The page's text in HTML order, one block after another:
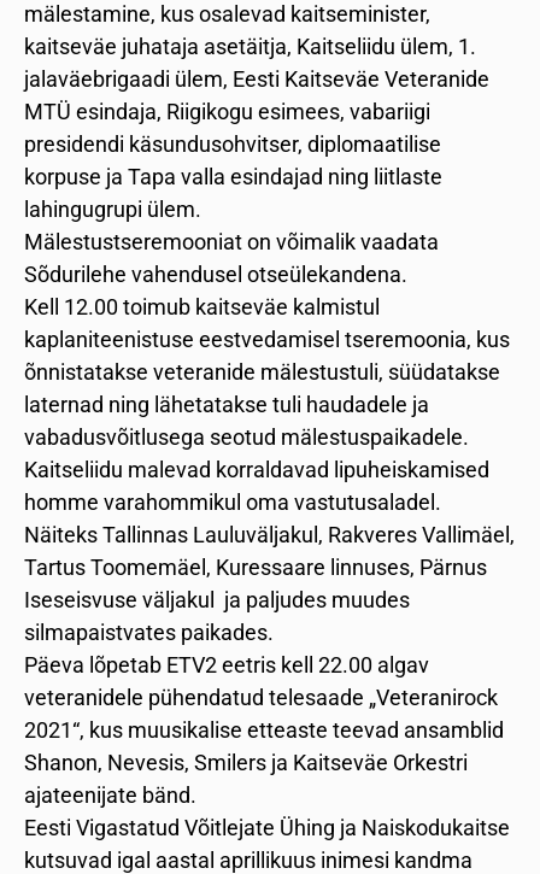
mälestamine, kus osalevad kaitseminister,
kaitseväe juhataja asetäitja, Kaitseliidu ülem, 1.
jalaväebrigaadi ülem, Eesti Kaitseväe Veteranide
MTÜ esindaja, Riigikogu esimees, vabariigi
presidendi käsundusohvitser, diplomaatilise
korpuse ja Tapa valla esindajad ning liitlaste
lahingugrupi ülem.
Mälestustseremooniat on võimalik vaadata
Sõdurilehe vahendusel otseülekandena.
Kell 12.00 toimub kaitseväe kalmistul
kaplaniteenistuse eestvedamisel tseremoonia, kus
õnnistatakse veteranide mälestustuli, süüdatakse
laternad ning lähetatakse tuli haudadele ja
vabadusvõitlusega seotud mälestuspaikadele.
Kaitseliidu malevad korraldavad lipuheiskamised
homme varahommikul oma vastutusaladel.
Näiteks Tallinnas Lauluväljakul, Rakveres Vallimäel,
Tartus Toomemäel, Kuressaare linnuses, Pärnus
Iseseisvuse väljakul ja paljudes muudes
silmapaistvates paikades.
Päeva lõpetab ETV2 eetris kell 22.00 algav
veteranidele pühendatud telesaade „Veteranirock
2021“, kus muusikalise etteaste teevad ansamblid
Shanon, Nevesis, Smilers ja Kaitseväe Orkestri
ajateenijate bänd.
Eesti Vigastatud Võitlejate Ühing ja Naiskodukaitse
kutsuvad igal aastal aprillikuus inimesi kandma